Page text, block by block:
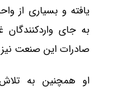
یافته و بسیاری از
به جای واردکنندگان
صادرات این صنعت نیز ۴.۵ درصد رشد داشته است.
او همچنین به